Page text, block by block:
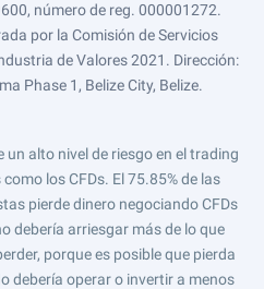
número de reg. 000001272.
por la Comisión de Servicios
de Valores 2021. Dirección:
Phase 1, Belize City, Belize.
un alto nivel de riesgo en el trading
los CFDs. El 75.85% de las
pierde dinero negociando CFDs
debería arriesgar más de lo que
porque es posible que pierda
debería operar o invertir a menos